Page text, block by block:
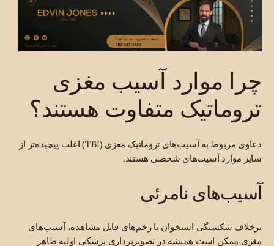
چرا موارد آسیب مغزی
تروماتیک متفاوت هستند؟
دعاوی مربوط به آسیب‌های تروماتیک مغزی (TBI) اغلب پیچیده‌تر از
سایر موارد آسیب‌های شخصی هستند.
آسیب‌های نامرئی
برخلاف شکستگی استخوان یا زخم‌های قابل مشاهده، آسیب‌های
مغزی ممکن است همیشه در تصویربرداری پزشکی اولیه ظاهر